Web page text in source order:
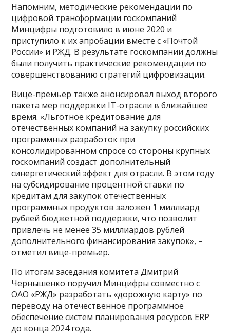
Напомним, методические рекомендации по
цифровой трансформации госкомпаний
Минцифры подготовило в июне 2020 и
приступило к их апробации вместе с «Почтой
России» и РЖД. В результате госкомпании должны
были получить практические рекомендации по
совершенствованию стратегий цифровизации.
Вице-премьер также анонсировал выход второго
пакета мер поддержки IT-отрасли в ближайшее
время. «Льготное кредитование для
отечественных компаний на закупку российских
программных разработок при
консолидированном спросе со стороны крупных
госкомпаний создаст дополнительный
синергетический эффект для отрасли. В этом году
на субсидирование процентной ставки по
кредитам для закупок отечественных
программных продуктов заложен 1 миллиард
рублей бюджетной поддержки, что позволит
привлечь не менее 35 миллиардов рублей
дополнительного финансирования закупок», –
отметил вице-премьер.
По итогам заседания комитета Дмитрий
Чернышенко поручил Минцифры совместно с
ОАО «РЖД» разработать «дорожную карту» по
переводу на отечественное программное
обеспечение систем планирования ресурсов ERP
до конца 2024 года.